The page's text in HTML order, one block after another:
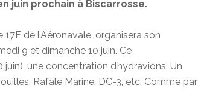
juin prochain à Biscarrosse.
de l’Aéronavale, organisera son
9 et dimanche 10 juin. Ce
une concentration d’hydravions. Un
Rafale Marine, DC-3, etc. Comme par